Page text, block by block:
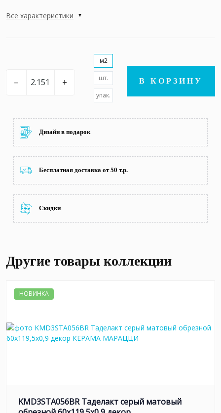
Все характеристики
– +
м2
шт.
упак.
В КОРЗИНУ
Дизайн в подарок
Бесплатная доставка от 50 т.р.
Скидки
Другие товары коллекции
НОВИНКА
KMD3STA056BR Таделакт серый матовый